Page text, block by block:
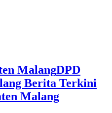
DPD
Berita Terkini
Malang